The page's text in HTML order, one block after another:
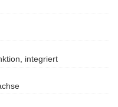
integriert